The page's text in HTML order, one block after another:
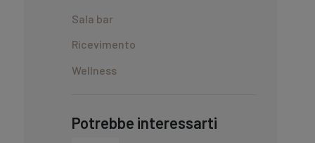
Sala bar
Ricevimento
Wellness
Potrebbe interessarti